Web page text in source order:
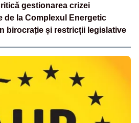
gestionarea crizei
de la Complexul Energetic
birocrație și restricții legislative